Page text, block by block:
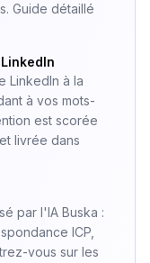
Guide détaillé
LinkedIn à la
à vos mots-
est scorée
livrée dans
par l'IA Buska :
ICP,
vous sur les